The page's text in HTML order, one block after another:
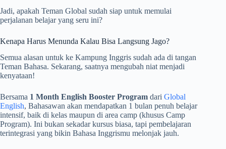
Jadi, apakah Teman Global sudah siap untuk memulai
perjalanan belajar yang seru ini?
Kenapa Harus Menunda Kalau Bisa Langsung Jago?
Semua alasan untuk ke Kampung Inggris sudah ada di tangan
Teman Bahasa. Sekarang, saatnya mengubah niat menjadi
kenyataan!
Bersama 1 Month English Booster Program dari Global
English, Bahasawan akan mendapatkan 1 bulan penuh belajar
intensif, baik di kelas maupun di area camp (khusus Camp
Program). Ini bukan sekadar kursus biasa, tapi pembelajaran
terintegrasi yang bikin Bahasa Inggrismu melonjak jauh.